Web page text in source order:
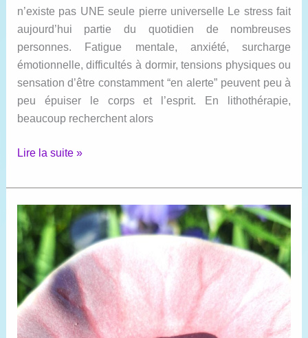
n’existe pas UNE seule pierre universelle Le stress fait
aujourd’hui partie du quotidien de nombreuses
personnes. Fatigue mentale, anxiété, surcharge
émotionnelle, difficultés à dormir, tensions physiques ou
sensation d’être constamment “en alerte” peuvent peu à
peu épuiser le corps et l’esprit. En lithothérapie,
beaucoup recherchent alors
Quelles
pour
le
stress
?
Lire la suite »